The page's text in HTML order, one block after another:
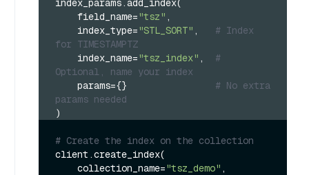
    field_name=
"tsz" ,
    index_type=
"STL_SORT" , # Index
for TIMESTAMPTZ
    index_name=
"tsz_index" , #
Optional, name your index
    params={}
# No extra
params needed
)
# Create the index on the collection
client.create_index(
    collection_name=
"tsz_demo" ,